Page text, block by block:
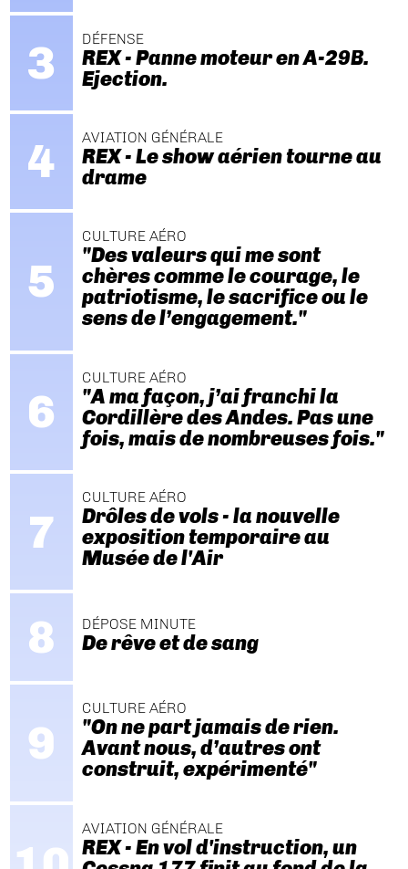
DÉFENSE
REX - Panne moteur en A-29B.
Ejection.
AVIATION GÉNÉRALE
REX - Le show aérien tourne au
drame
CULTURE AÉRO
"Des valeurs qui me sont
chères comme le courage, le
patriotisme, le sacrifice ou le
sens de l’engagement."
CULTURE AÉRO
"A ma façon, j’ai franchi la
Cordillère des Andes. Pas une
fois, mais de nombreuses fois."
CULTURE AÉRO
Drôles de vols - la nouvelle
exposition temporaire au
Musée de l'Air
DÉPOSE MINUTE
De rêve et de sang
CULTURE AÉRO
"On ne part jamais de rien.
Avant nous, d’autres ont
construit, expérimenté"
AVIATION GÉNÉRALE
REX - En vol d'instruction, un